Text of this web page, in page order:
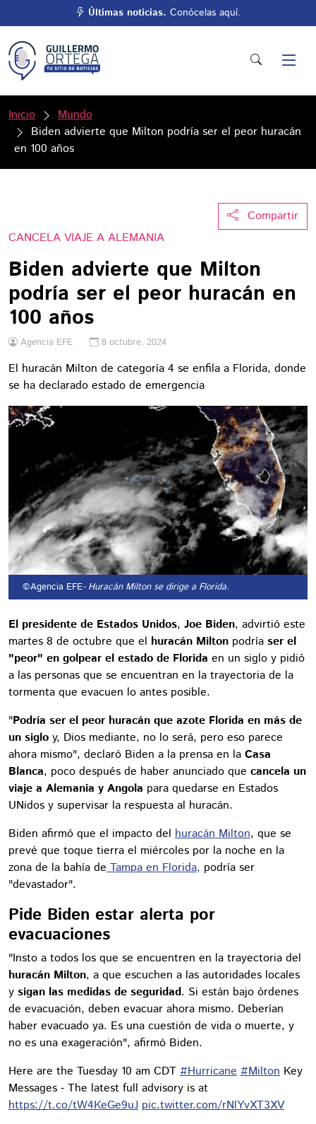
Últimas noticias. Conócelas aquí.
Inicio
Mundo
Biden advierte que Milton podría ser el peor huracán
en 100 años
Compartir
CANCELA VIAJE A ALEMANIA
Biden advierte que Milton
podría ser el peor huracán en
100 años
Agencia EFE 8 octubre, 2024
El huracán Milton de categoría 4 se enfila a Florida, donde
se ha declarado estado de emergencia
©Agencia EFE- Huracán Milton se dirige a Florida.
El presidente de Estados Unidos, Joe Biden, advirtió este
martes 8 de octubre que el huracán Milton podría ser el
"peor" en golpear el estado de Florida en un siglo y pidió
a las personas que se encuentran en la trayectoria de la
tormenta que evacuen lo antes posible.
"Podría ser el peor huracán que azote Florida en más de
un siglo y, Dios mediante, no lo será, pero eso parece
ahora mismo", declaró Biden a la prensa en la Casa
Blanca, poco después de haber anunciado que cancela un
viaje a Alemania y Angola para quedarse en Estados
UNidos y supervisar la respuesta al huracán.
Biden afirmó que el impacto del huracán Milton, que se
prevé que toque tierra el miércoles por la noche en la
zona de la bahía de Tampa en Florida, podría ser
"devastador".
Pide Biden estar alerta por
evacuaciones
"Insto a todos los que se encuentren en la trayectoria del
huracán Milton, a que escuchen a las autoridades locales
y sigan las medidas de seguridad. Si están bajo órdenes
de evacuación, deben evacuar ahora mismo. Deberían
haber evacuado ya. Es una cuestión de vida o muerte, y
no es una exageración", afirmó Biden.
Here are the Tuesday 10 am CDT #Hurricane #Milton Key
Messages - The latest full advisory is at
https://t.co/tW4KeGe9uJ pic.twitter.com/rNlYvXT3XV